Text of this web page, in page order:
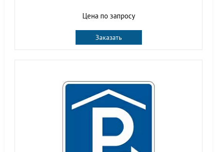
Цена по запросу
Заказать